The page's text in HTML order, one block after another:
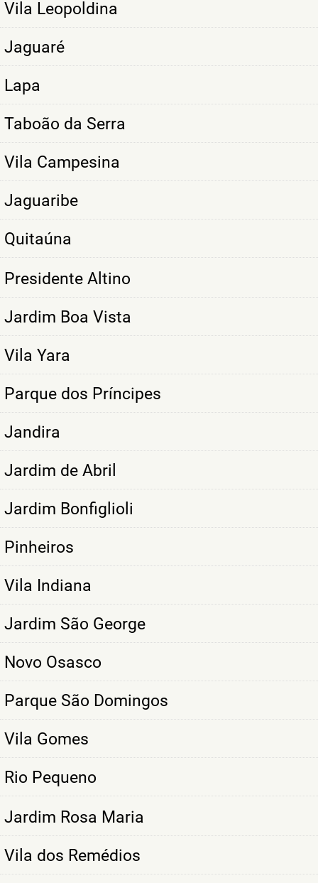
Vila Leopoldina
Jaguaré
Lapa
Taboão da Serra
Vila Campesina
Jaguaribe
Quitaúna
Presidente Altino
Jardim Boa Vista
Vila Yara
Parque dos Príncipes
Jandira
Jardim de Abril
Jardim Bonfiglioli
Pinheiros
Vila Indiana
Jardim São George
Novo Osasco
Parque São Domingos
Vila Gomes
Rio Pequeno
Jardim Rosa Maria
Vila dos Remédios